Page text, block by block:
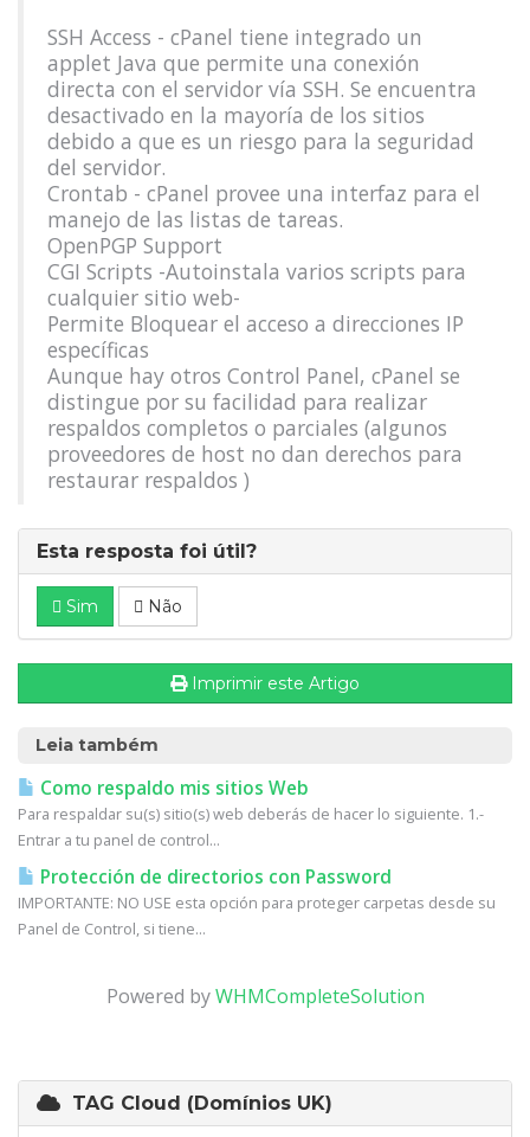
SSH Access - cPanel tiene integrado un
applet Java que permite una conexión
directa con el servidor vía SSH. Se encuentra
desactivado en la mayoría de los sitios
debido a que es un riesgo para la seguridad
del servidor.
Crontab - cPanel provee una interfaz para el
manejo de las listas de tareas.
OpenPGP Support
CGI Scripts -Autoinstala varios scripts para
cualquier sitio web-
Permite Bloquear el acceso a direcciones IP
específicas
Aunque hay otros Control Panel, cPanel se
distingue por su facilidad para realizar
respaldos completos o parciales (algunos
proveedores de host no dan derechos para
restaurar respaldos )
Esta resposta foi útil?
Sim Não
Imprimir este Artigo
Leia também
Como respaldo mis sitios Web
Para respaldar su(s) sitio(s) web deberás de hacer lo siguiente. 1.-
Entrar a tu panel de control...
Protección de directorios con Password
IMPORTANTE: NO USE esta opción para proteger carpetas desde su
Panel de Control, si tiene...
Powered byWHMCompleteSolution
TAG Cloud (Domínios UK)